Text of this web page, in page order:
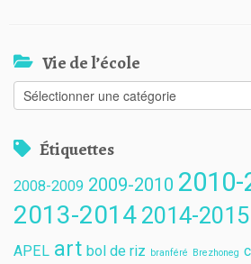
Vie de l’école
Vie
de
Étiquettes
2008-2009 2009-2010 2010-
2013-2014 2014-2015
APEL art bol de riz branféré Brezhoneg